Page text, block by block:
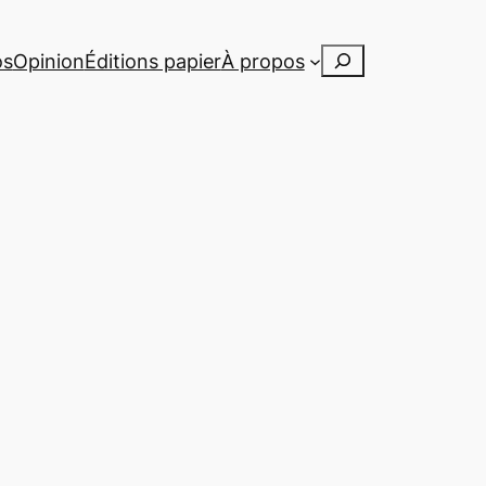
OpinionÉditions papierÀ propos Rechercher